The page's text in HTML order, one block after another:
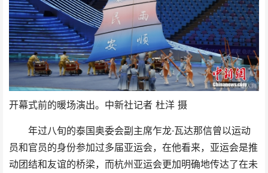
开幕式前的暖场演出。中新社记者 杜洋 摄
年过八旬的泰国奥委会副主席乍龙·瓦达那信曾以运动
员和官员的身份参加过多届亚运会，在他看来，亚运会是推
动团结和友谊的桥梁，而杭州亚运会更加明确地传达了在未